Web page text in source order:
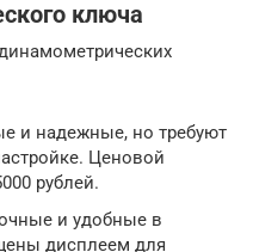
ключа
и надежные, но требуют
Ценовой
рублей.
и удобные в
дисплеем для